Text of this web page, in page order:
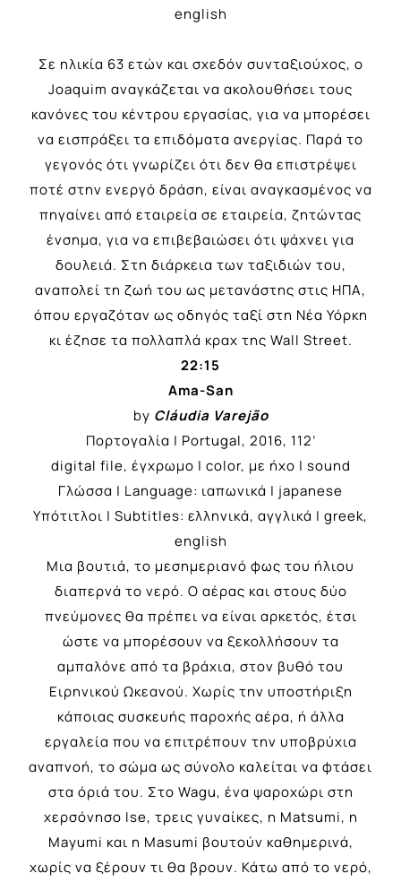
english
Σε ηλικία 63 ετών και σχεδόν συνταξιούχος, ο
Joaquim αναγκάζεται να ακολουθήσει τους
κανόνες του κέντρου εργασίας, για να μπορέσει
να εισπράξει τα επιδόματα ανεργίας. Παρά το
γεγονός ότι γνωρίζει ότι δεν θα επιστρέψει
ποτέ στην ενεργό δράση, είναι αναγκασμένος να
πηγαίνει από εταιρεία σε εταιρεία, ζητώντας
ένσημα, για να επιβεβαιώσει ότι ψάχνει για
δουλειά. Στη διάρκεια των ταξιδιών του,
αναπολεί τη ζωή του ως μετανάστης στις ΗΠΑ,
όπου εργαζόταν ως οδηγός ταξί στη Νέα Υόρκη
κι έζησε τα πολλαπλά κραχ της Wall Street.
22:15
Ama-San
by Cláudia Varejão
Πορτογαλία | Portugal, 2016, 112’
digital file, έγχρωμο | color, με ήχο | sound
Γλώσσα | Language: ιαπωνικά | japanese
Υπότιτλοι | Subtitles: ελληνικά, αγγλικά | greek,
english
Μια βουτιά, το μεσημεριανό φως του ήλιου
διαπερνά το νερό. Ο αέρας και στους δύο
πνεύμονες θα πρέπει να είναι αρκετός, έτσι
ώστε να μπορέσουν να ξεκολλήσουν τα
αμπαλόνε από τα βράχια, στον βυθό του
Ειρηνικού Ωκεανού. Χωρίς την υποστήριξη
κάποιας συσκευής παροχής αέρα, ή άλλα
εργαλεία που να επιτρέπουν την υποβρύχια
αναπνοή, το σώμα ως σύνολο καλείται να φτάσει
στα όριά του. Στο Wagu, ένα ψαροχώρι στη
χερσόνησο Ise, τρεις γυναίκες, η Matsumi, η
Mayumi και η Masumi βουτούν καθημερινά,
χωρίς να ξέρουν τι θα βρουν. Κάτω από το νερό,